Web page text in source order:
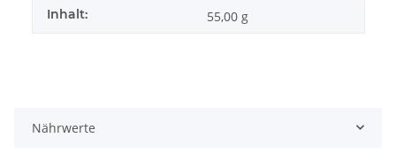
Inhalt: 55,00 g
Nährwerte